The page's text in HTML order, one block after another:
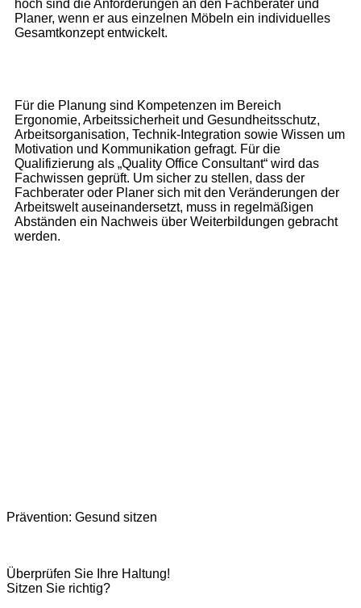
hoch sind die Anforderungen an den Fachberater und
Planer, wenn er aus einzelnen Möbeln ein individuelles
Gesamtkonzept entwickelt.
Für die Planung sind Kompetenzen im Bereich
Ergonomie, Arbeitssicherheit und Gesundheitsschutz,
Arbeitsorganisation, Technik-Integration sowie Wissen um
Motivation und Kommunikation gefragt. Für die
Qualifizierung als „Quality Office Consultant“ wird das
Fachwissen geprüft. Um sicher zu stellen, dass der
Fachberater oder Planer sich mit den Veränderungen der
Arbeitswelt auseinandersetzt, muss in regelmäßigen
Abständen ein Nachweis über Weiterbildungen gebracht
werden.
Prävention: Gesund sitzen
Überprüfen Sie Ihre Haltung!
Sitzen Sie richtig?